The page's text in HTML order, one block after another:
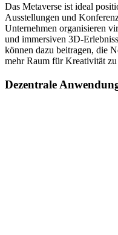
Das Metaverse ist ideal
Ausstellungen und
Unternehmen organisieren
und immersiven 3D-
können dazu beitragen, die
mehr Raum für Kreativität zu
Dezentrale